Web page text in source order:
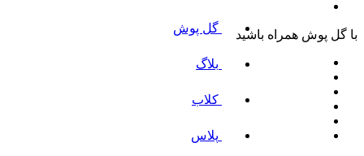
گل پوش
بلاگ
کلاب
پلاس
با گل پوش همراه باشید